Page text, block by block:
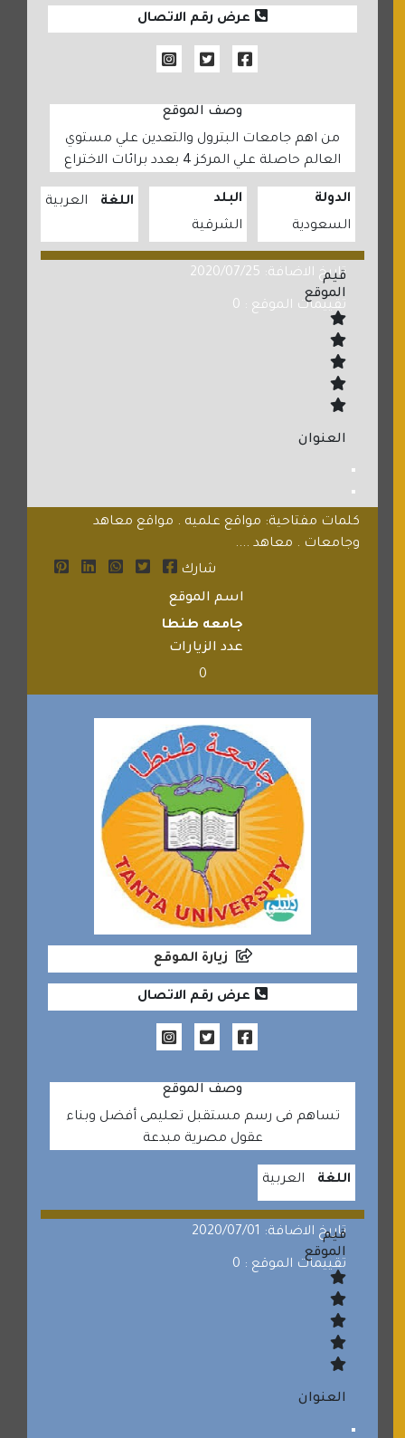
عرض رقم الاتصال
وصف الموقع
من اهم جامعات البترول والتعدين علي مستوي
العالم حاصلة علي المركز 4 بعدد برائات الاختراع
الدولة
السعودية
البلد
الشرقية
اللغة العربية
تاريخ الاضافة: 2020/07/25
تقييمات الموقع : 0
قيم
الموقع
العنوان
كلمات مفتاحية: مواقع علميه . مواقع معاهد
وجامعات . معاهد ....
شارك
اسم الموقع
جامعه طنطا
عدد الزيارات
0
زيارة الموقع
عرض رقم الاتصال
وصف الموقع
تساهم فى رسم مستقبل تعليمى أفضل وبناء
عقول مصرية مبدعة
اللغة العربية
تاريخ الاضافة: 2020/07/01
تقييمات الموقع : 0
قيم
الموقع
العنوان